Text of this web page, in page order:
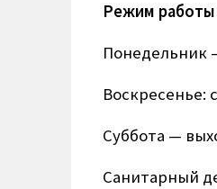
Режим
Понедельник
Воскресенье:
Суббота —
Санитарный